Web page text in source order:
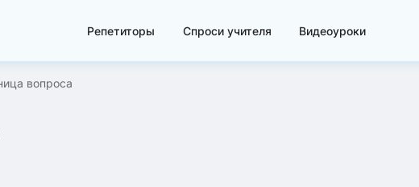
Репетиторы Спроси учителя Видеоуроки
вопроса